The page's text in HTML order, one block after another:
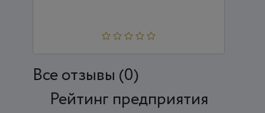
Все отзывы (0)
Рейтинг предприятия